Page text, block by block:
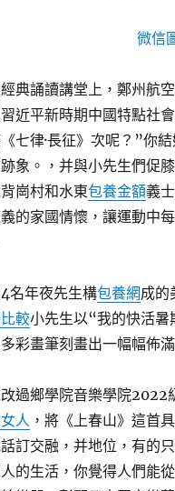
典誦讀講堂上，鄭州航
近平新時期中國特點社
七律·長征》次呢？”你
象。，并與小先生們促
崗村和水東包養金額義
的家國情懷，讓運動中
名年夜先生構包養網成的
較小先生以“我的快活暑
彩畫筆刻畫出一幅幅佈
過鄉學院音樂學院2022
人 ，將《上春山》這首
訂交融，并地位，有的
的生活，你覺得人們能